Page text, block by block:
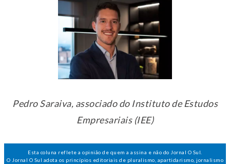
Pedro Saraiva, associado do Instituto de Estudos
Empresariais (IEE)
Esta coluna reflete a opinião de quem a assina e não do Jornal O Sul.
O Jornal O Sul adota os princípios editoriais de pluralismo, apartidarismo, jornalismo